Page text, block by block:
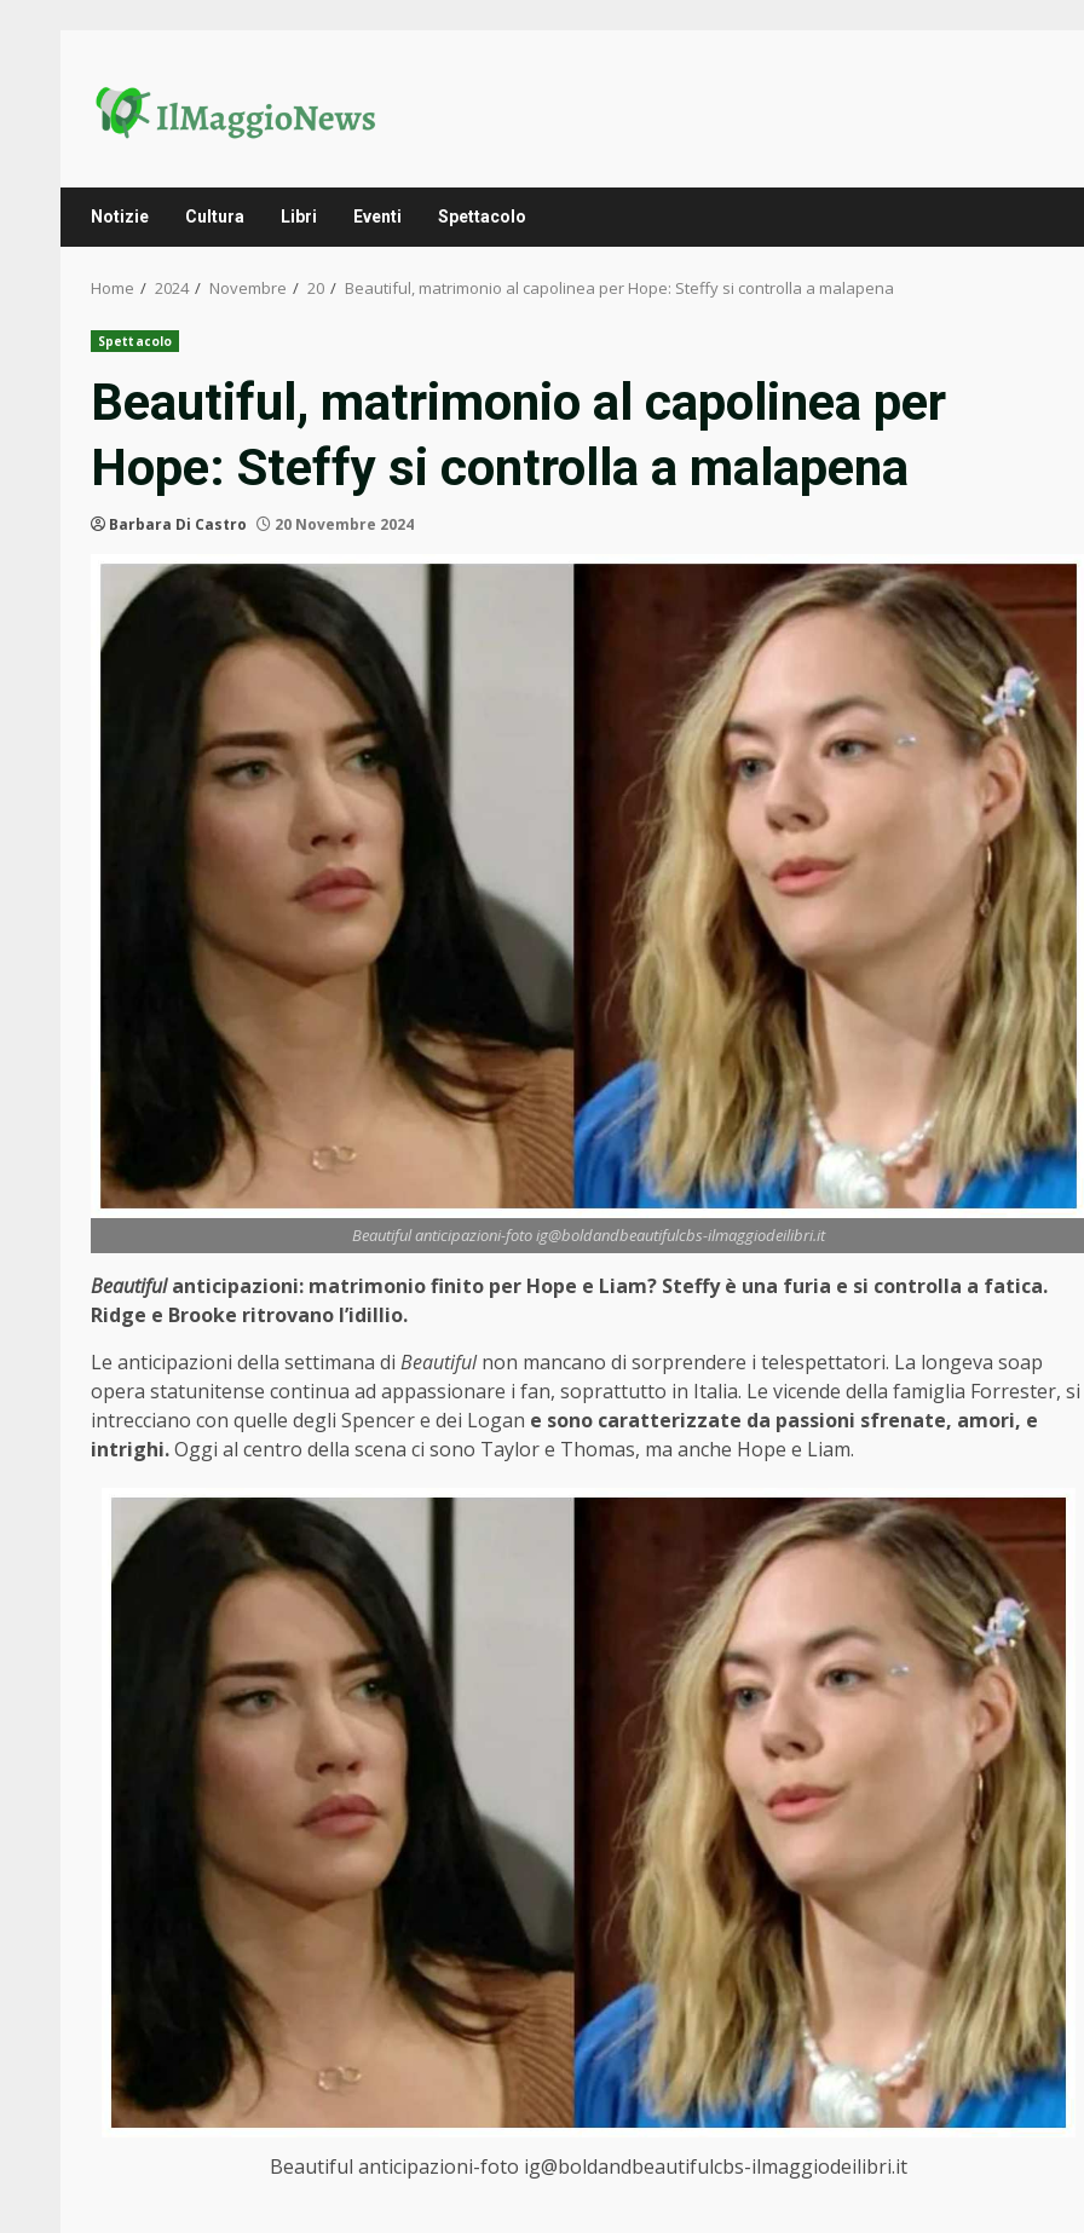
content
Notizie Cultura Libri Eventi Spettacolo
Home 2024 Novembre 20 Beautiful, matrimonio al capolinea per Hope: Steffy si controlla a malapena
Spettacolo
Beautiful, matrimonio al capolinea per
Hope: Steffy si controlla a malapena
Barbara Di Castro 20 Novembre 2024
Beautiful anticipazioni-foto ig@boldandbeautifulcbs-ilmaggiodeilibri.it
Beautifulanticipazioni: matrimonio finito per Hope e Liam? Steffy è una furia e si controlla a fatica.
Ridge e Brooke ritrovano l’idillio.
Le anticipazioni della settimana di Beautifulnon mancano di sorprendere i telespettatori. La longeva soap
opera statunitense continua ad appassionare i fan, soprattutto in Italia. Le vicende della famiglia Forrester, si
intrecciano con quelle degli Spencer e dei Logan e sono caratterizzate da passioni sfrenate, amori, e
intrighi.Oggi al centro della scena ci sono Taylor e Thomas, ma anche Hope e Liam.
Beautiful anticipazioni-foto ig@boldandbeautifulcbs-ilmaggiodeilibri.it